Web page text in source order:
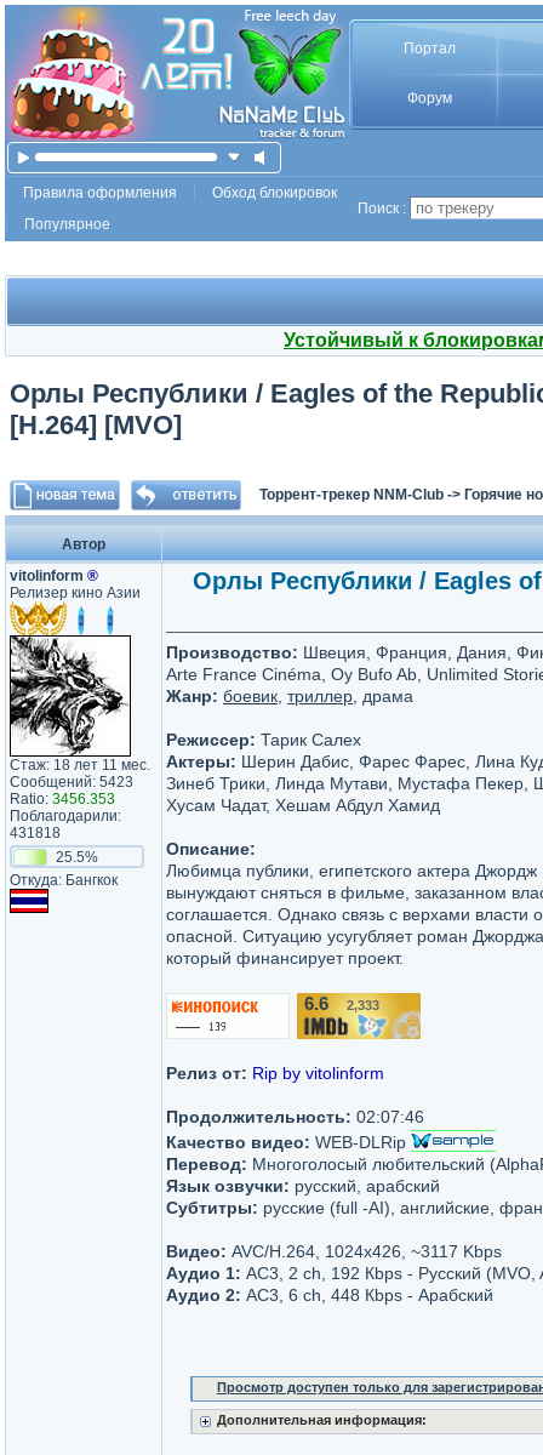
Портал
Форум
Правила оформления
Обход блокировок
Популярное
Поиск :
Устойчивый к
Орлы Республики / Eagles of the
[H.264] [MVO]
Торрент-трекер NNM-Club -> Горячие
Автор
vitolinform ®
Релизер кино Азии
Стаж: 18 лет 11 мес.
Сообщений: 5423
Ratio: 3456.353
Поблагодарили:
431818
25.5%
Откуда: Бангкок
Орлы Республики / Eagles
Производство: Швеция, Франция, Дания,
Arte France Cinéma, Oy Bufo Ab, Unlimited
Жанр: боевик триллер , драма
Режиссер: Тарик Салех
Актеры: Шерин Дабис, Фарес Фарес, Лина
Зинеб Трики, Линда Мутави, Мустафа Пекер,
Хусам Чадат, Хешам Абдул Хамид
Описание:
Любимца публики, египетского актера
вынуждают сняться в фильме, заказанном
соглашается. Однако связь с верхами власти
опасной. Ситуацию усугубляет роман
который финансирует проект.
6.6 2,333
Релиз от: Rip by vitolinform
Продолжительность: 02:07:46
Качество видео: WEB-DLRip
Перевод: Многоголосый любительский
Язык озвучки: русский, арабский
Субтитры: русские (full -AI), английские,
Видео: AVC/H.264, 1024x426, ~3117 Kbps
Аудио 1: AC3, 2 ch, 192 Кbps - Русский (MVO,
Аудио 2: AC3, 6 ch, 448 Кbps - Арабский
Просмотр доступен только для
Дополнительная информация: